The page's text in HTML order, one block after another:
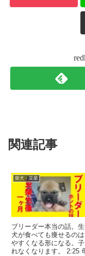
関連記事
柴犬・豆柴
ブリーダー本当の話。
犬が食べても痩せるの
やすくなる形になる。
れなくなります。 2:25